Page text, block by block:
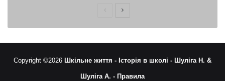
ПопередняНаступна
Copyright ©2026 Шкільне життя - Історія в школі - Шуліга Н. &
Шуліга А. - Правила